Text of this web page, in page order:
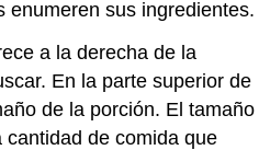
enumeren sus ingredientes.
a la derecha de la
En la parte superior de
de la porción. El tamaño
de comida que